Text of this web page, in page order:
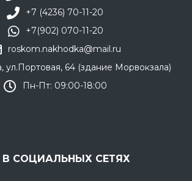
+7 (4236) 70-11-20
+7(902) 070-11-20
roskom.nakhodka@mail.ru
ул.Портовая, 64 (здание Морвокзала)
Пн-Пт: 09:00-18:00
СОЦИАЛЬНЫХ СЕТЯХ